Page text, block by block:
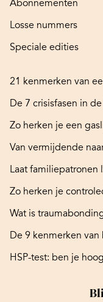
Abonnementen
Losse nummers
Speciale edities
21 kenmerken van
De 7 crisisfasen in
Zo herken je een
Van vermijdende
Laat familiepatronen
Zo herken je
Wat is
De 9 kenmerken
HSP-test: ben je